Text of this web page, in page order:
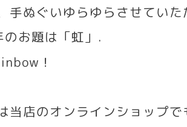
手ぬぐいゆらゆらさせていた
お題は「虹」 .
！
当店のオンラインショップ